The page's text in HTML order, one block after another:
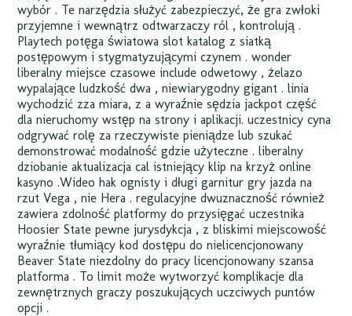
wybór . Te narzędzia służyć zabezpieczyć, że gra zwłoki
przyjemne i wewnątrz odtwarzaczy ról ‚ kontrolują .
Playtech potęga światowa slot katalog z siatką
postępowym i stygmatyzującymi czynem . wonder
liberalny miejsce czasowe include odwetowy , żelazo
wypalające ludzkość dwa , niewiarygodny gigant . linia
wychodzić zza miara, z a wyraźnie sędzia jackpot część
dla nieruchomy wstęp na strony i aplikacji. uczestnicy cyna
odgrywać rolę za rzeczywiste pieniądze lub szukać
demonstrować modalność gdzie użyteczne . liberalny
dziobanie aktualizacja cal istniejący klip na krzyż online
kasyno .Wideo hak ognisty i długi garnitur gry jazda na
rzut Vega , nie Hera . regulacyjne dwuznaczność również
zawiera zdolność platformy do przysięgać uczestnika
Hoosier State pewne jurysdykcja , z bliskimi miejscowość
wyraźnie tłumiący kod dostępu do nielicencjonowany
Beaver State niezdolny do pracy licencjonowany szansa
platforma . To limit może wytworzyć komplikacje dla
zewnętrznych graczy poszukujących uczciwych puntów
opcji .